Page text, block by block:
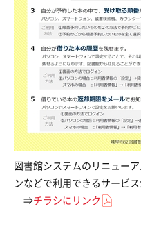
図書館システムのリニュー
ンなどで利用できるサービス
⇒チラシにリンク